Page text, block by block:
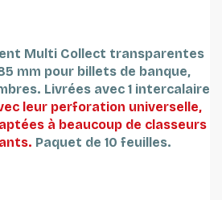
Multi Collect transparentes
mm pour billets de banque,
Livrées avec 1 intercalaire
leur perforation universelle,
à beaucoup de classeurs
Paquet de 10 feuilles.